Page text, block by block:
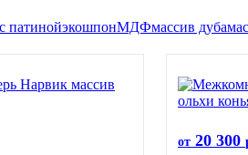
с патинойэкошпонМДФмассив дуба
от 20 300